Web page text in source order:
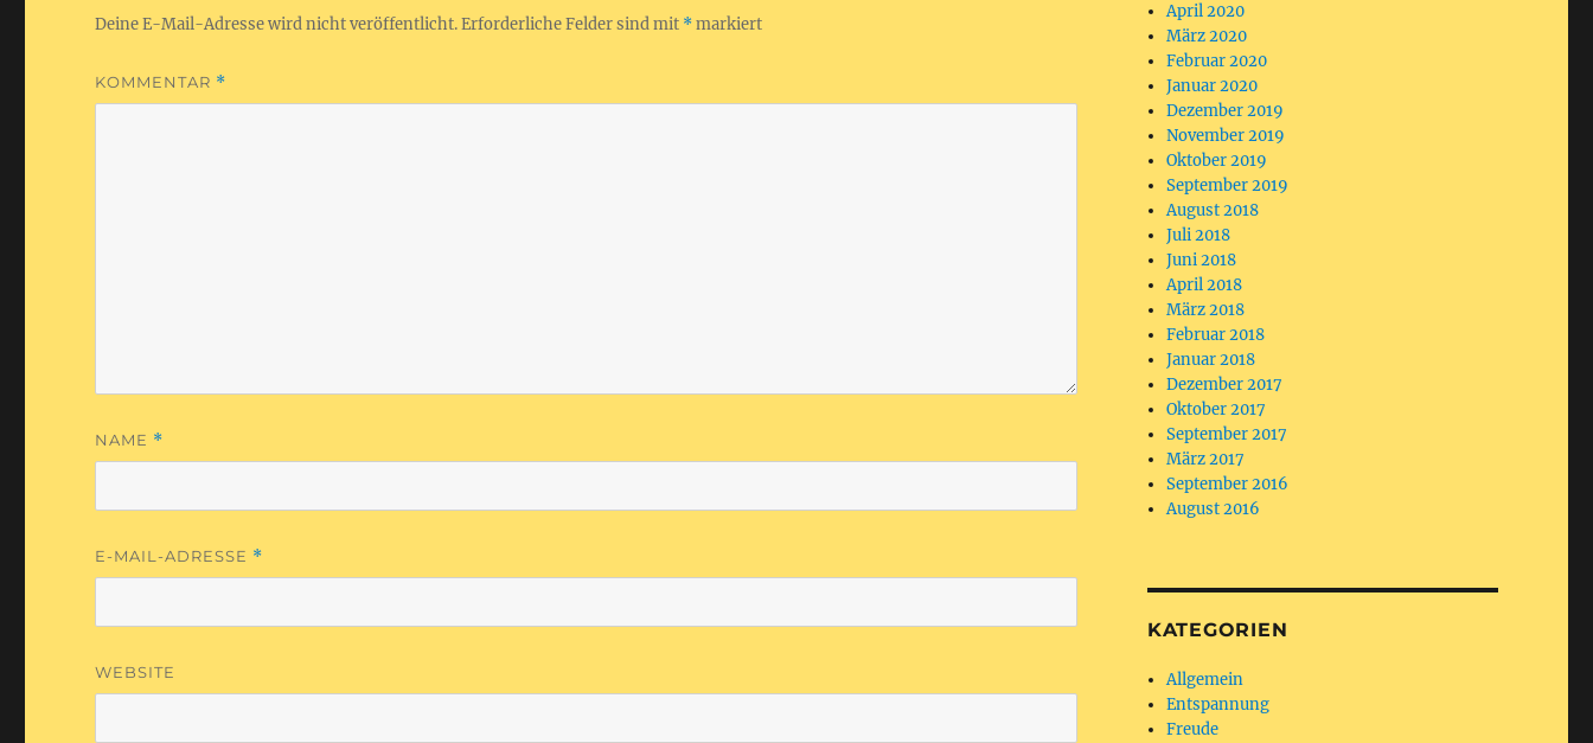
Deine E-Mail-Adresse wird nicht veröffentlicht.Erforderliche Felder sind mit *markiert
KOMMENTAR *
NAME *
E-MAIL-ADRESSE *
WEBSITE
April 2020
März 2020
Februar 2020
Januar 2020
Dezember 2019
November 2019
Oktober 2019
September 2019
August 2018
Juli 2018
Juni 2018
April 2018
März 2018
Februar 2018
Januar 2018
Dezember 2017
Oktober 2017
September 2017
März 2017
September 2016
August 2016
KATEGORIEN
Allgemein
Entspannung
Freude